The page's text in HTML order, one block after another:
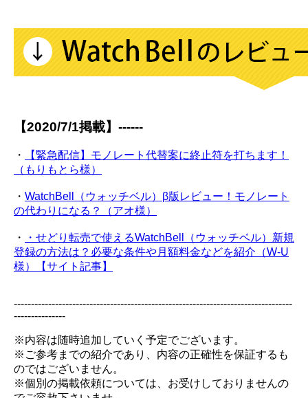
【2020/7/1掲載】------
・
【緊急配信】モノレート代替案に終止符を打ちます！
（もりもとら様）
・ WatchBell（ウォッチベル）β版レビュー！モノレート
の代わりになる？（アオ様）
・
・せどり転売で使えるWatchBell（ウォッチベル）新規
登録の方法は？必要な条件や月額料金などを紹介（W-U
様）【サイト記事】
---------------------------------------------------------------------------------
---------------
※内容は随時追加していく予定でございます。
※ご参考までの紹介であり、内容の正確性を保証するも
のではございません。
※個別の掲載依頼については、お受けしておりませんの